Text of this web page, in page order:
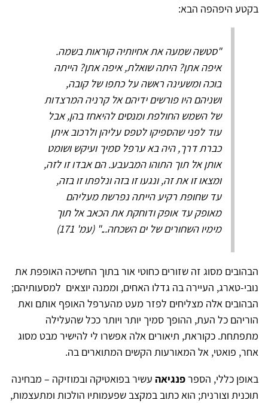
בקטע היפהפה הבא:
"סטשה שמעה את אחיותיה קוראות בשמה.
איפה אתן? היתה שואלת, איפה אתן? הייתה
בוכה ומשעינה ראשה על כתפו של קובה,
ושניהם היו פורשים ידיהם אל קרניה המרצדות
של השמש החולפת ומנסים להיאחז בהן, אבל
עוד לפני שהספיקו לטפס עליהן ולרכוב איתן
כברת דרך, היה בא ערפל סמיך ועיקש ושומט
אותן אל תוך התוהו המבעבע. הם אבדו זו לזה,
ומצאו זו את זה, ונגעו זו בזה ונלפתו זו בזה,
עד שחופת רקיע הייתה נפרשת מעליהם
מאופק עד אופק ודוחקת את הכאב אל תוך
מימיו השחורים של ים השכחה..." (עמ' 171)
הבהובים מסוג זה שזורים כחוטי אור בתוך החשיכה האופפת את
נובי-טארג, העיירה בה גדלו האחים, וממנה יוצאים למסעותיהם;
הבהובים אלה מצליחים לפזר מעט מהערפל האופף אותם ואת
הוריהם כל העת, ההופך סמיך יותר ויותר ככל שהעלילה
מתפתחת. כקוראת, תיאורים אלה אפשרו לי להישיר מבט מסוג
אחר, פואטי, אל המאורעות הקשים המתוארים בה.
באופן כללי, הספרפנגיאה עשיר בפואטיקה ובמוזיקה – מבחינה
תוכנית וצורנית; הוא כתוב במקצב שפעמותיו הולכות ומתעצמות,